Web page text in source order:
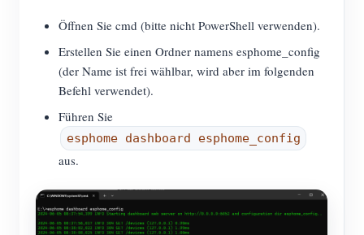
Öffnen Sie cmd (bitte nicht PowerShell verwenden).
Erstellen Sie einen Ordner namens esphome_config
(der Name ist frei wählbar, wird aber im folgenden
Befehl verwendet).
Führen Sie
esphome dashboard esphome_config
aus.